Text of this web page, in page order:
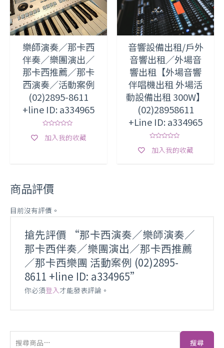
搜尋
樂師演奏／那卡西
伴奏／樂團演出／
那卡西推薦／那卡
西演奏／活動案例
(02)2895-8611
+line ID: a334965
分
0
加入我的收藏
音響設備出租/戶外
音響出租／外場音
響出租【外場音響
伴唱機出租 外場活
動設備出租 300W】
(02)28958611
+Line ID: a334965
分
0
加入我的收藏
商品評價
目前沒有評價。
搶先評價 “那卡西演奏／樂師演奏／
那卡西伴奏／樂團演出／那卡西推薦
／那卡西樂團 活動案例 (02)2895-
8611 +line ID: a334965”
你必須登入才能發表評論。